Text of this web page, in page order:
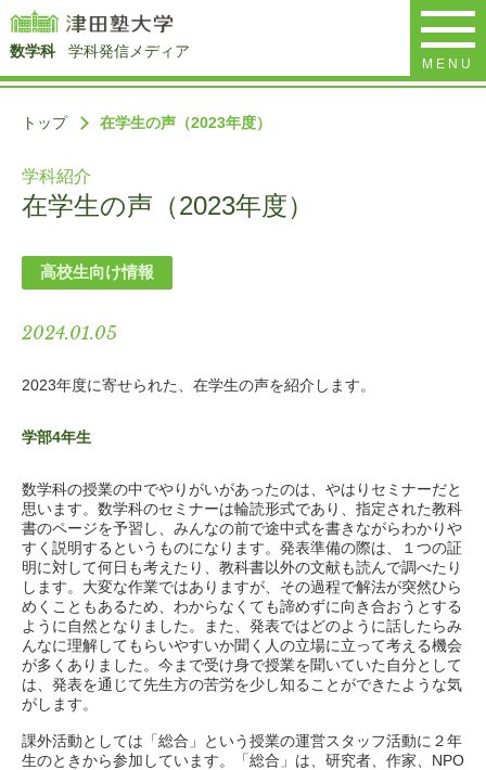
数学科 学科発信メディア
MENU
トップ 在学生の声（2023年度）
学科紹介
在学生の声（2023年度）
高校生向け情報
2024.01.05
2023年度に寄せられた、在学生の声を紹介します。
学部4年生
数学科の授業の中でやりがいがあったのは、やはりセミナーだと
思います。数学科のセミナーは輪読形式であり、指定された教科
書のページを予習し、みんなの前で途中式を書きながらわかりや
すく説明するというものになります。発表準備の際は、１つの証
明に対して何日も考えたり、教科書以外の文献も読んで調べたり
します。大変な作業ではありますが、その過程で解法が突然ひら
めくこともあるため、わからなくても諦めずに向き合おうとする
ように自然となりました。また、発表ではどのように話したらみ
んなに理解してもらいやすいか聞く人の立場に立って考える機会
が多くありました。今まで受け身で授業を聞いていた自分として
は、発表を通じて先生方の苦労を少し知ることができたような気
がします。
課外活動としては「総合」という授業の運営スタッフ活動に２年
生のときから参加しています。「総合」は、研究者、作家、NPO